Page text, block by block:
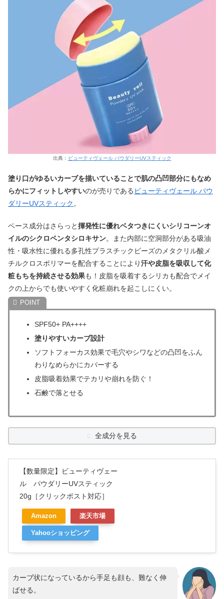
出典： ビューティヴェール パウダリーUVスティック
塗り口がゆるいカーブを描いていることで肌の凸凹部分にもなめ
らかにフィットしやすいのが売りである ビューティヴェール パウ
ダリーUVスティック 。
ベース成分はさらっと揮発性に優れベタつきにくいシリコーンオ
イルのシクロペンタシロキサン。また内部に空洞部分がある吸油
性・吸水性に優れる多孔性プラスチックビーズのメタクリル酸メ
チルクロスポリマーを配合することにより汗や皮脂を吸収して化
粧もちを持続させる効果も！皮脂を吸着するシリカも配合でメイ
クの上からでも使いやすく化粧崩れを起こしにくい。
SPF50+ PA++++
塗りやすいカーブ設計
ソフトフォーカス効果で毛穴やシワなどの凸凹をふん
わりなめらかにカバーする
皮脂吸着効果でテカリや崩れを防ぐ！
石鹸で落とせる
全成分を見る
【数量限定】ビューティヴェー
ル パウダリーUVスティック
20g［クリックポスト対応］
Amazon 楽天市場
Yahooショッピング
カーブ状になっているから手足も顔も、難なく伸
ばせる。